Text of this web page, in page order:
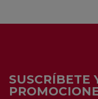
SUSCRÍBETE